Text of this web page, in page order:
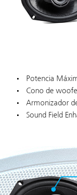
Potencia
Cono de
Armonizador
Sound Field